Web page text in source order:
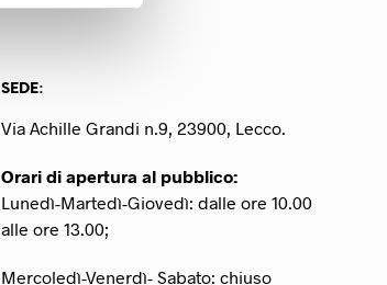
SEDE:
Via Achille Grandi n.9, 23900, Lecco.
Orari di apertura al pubblico:
Lunedì-Martedì-Giovedì: dalle ore 10.00
alle ore 13.00;
Mercoledì-Venerdì- Sabato: chiuso